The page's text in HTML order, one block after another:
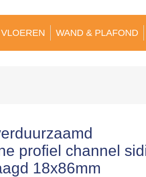
VLOEREN WAND & PLAFOND
profiel channel
18x86mm